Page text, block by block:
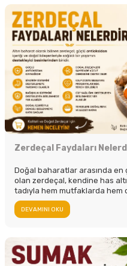
Zerdeçal Faydaları
Doğal baharatlar arasında
olan zerdeçal, kendine has
tadıyla hem mutfaklarda hem
alışkanlıklarında önemli bir
DEVAMINI OKU